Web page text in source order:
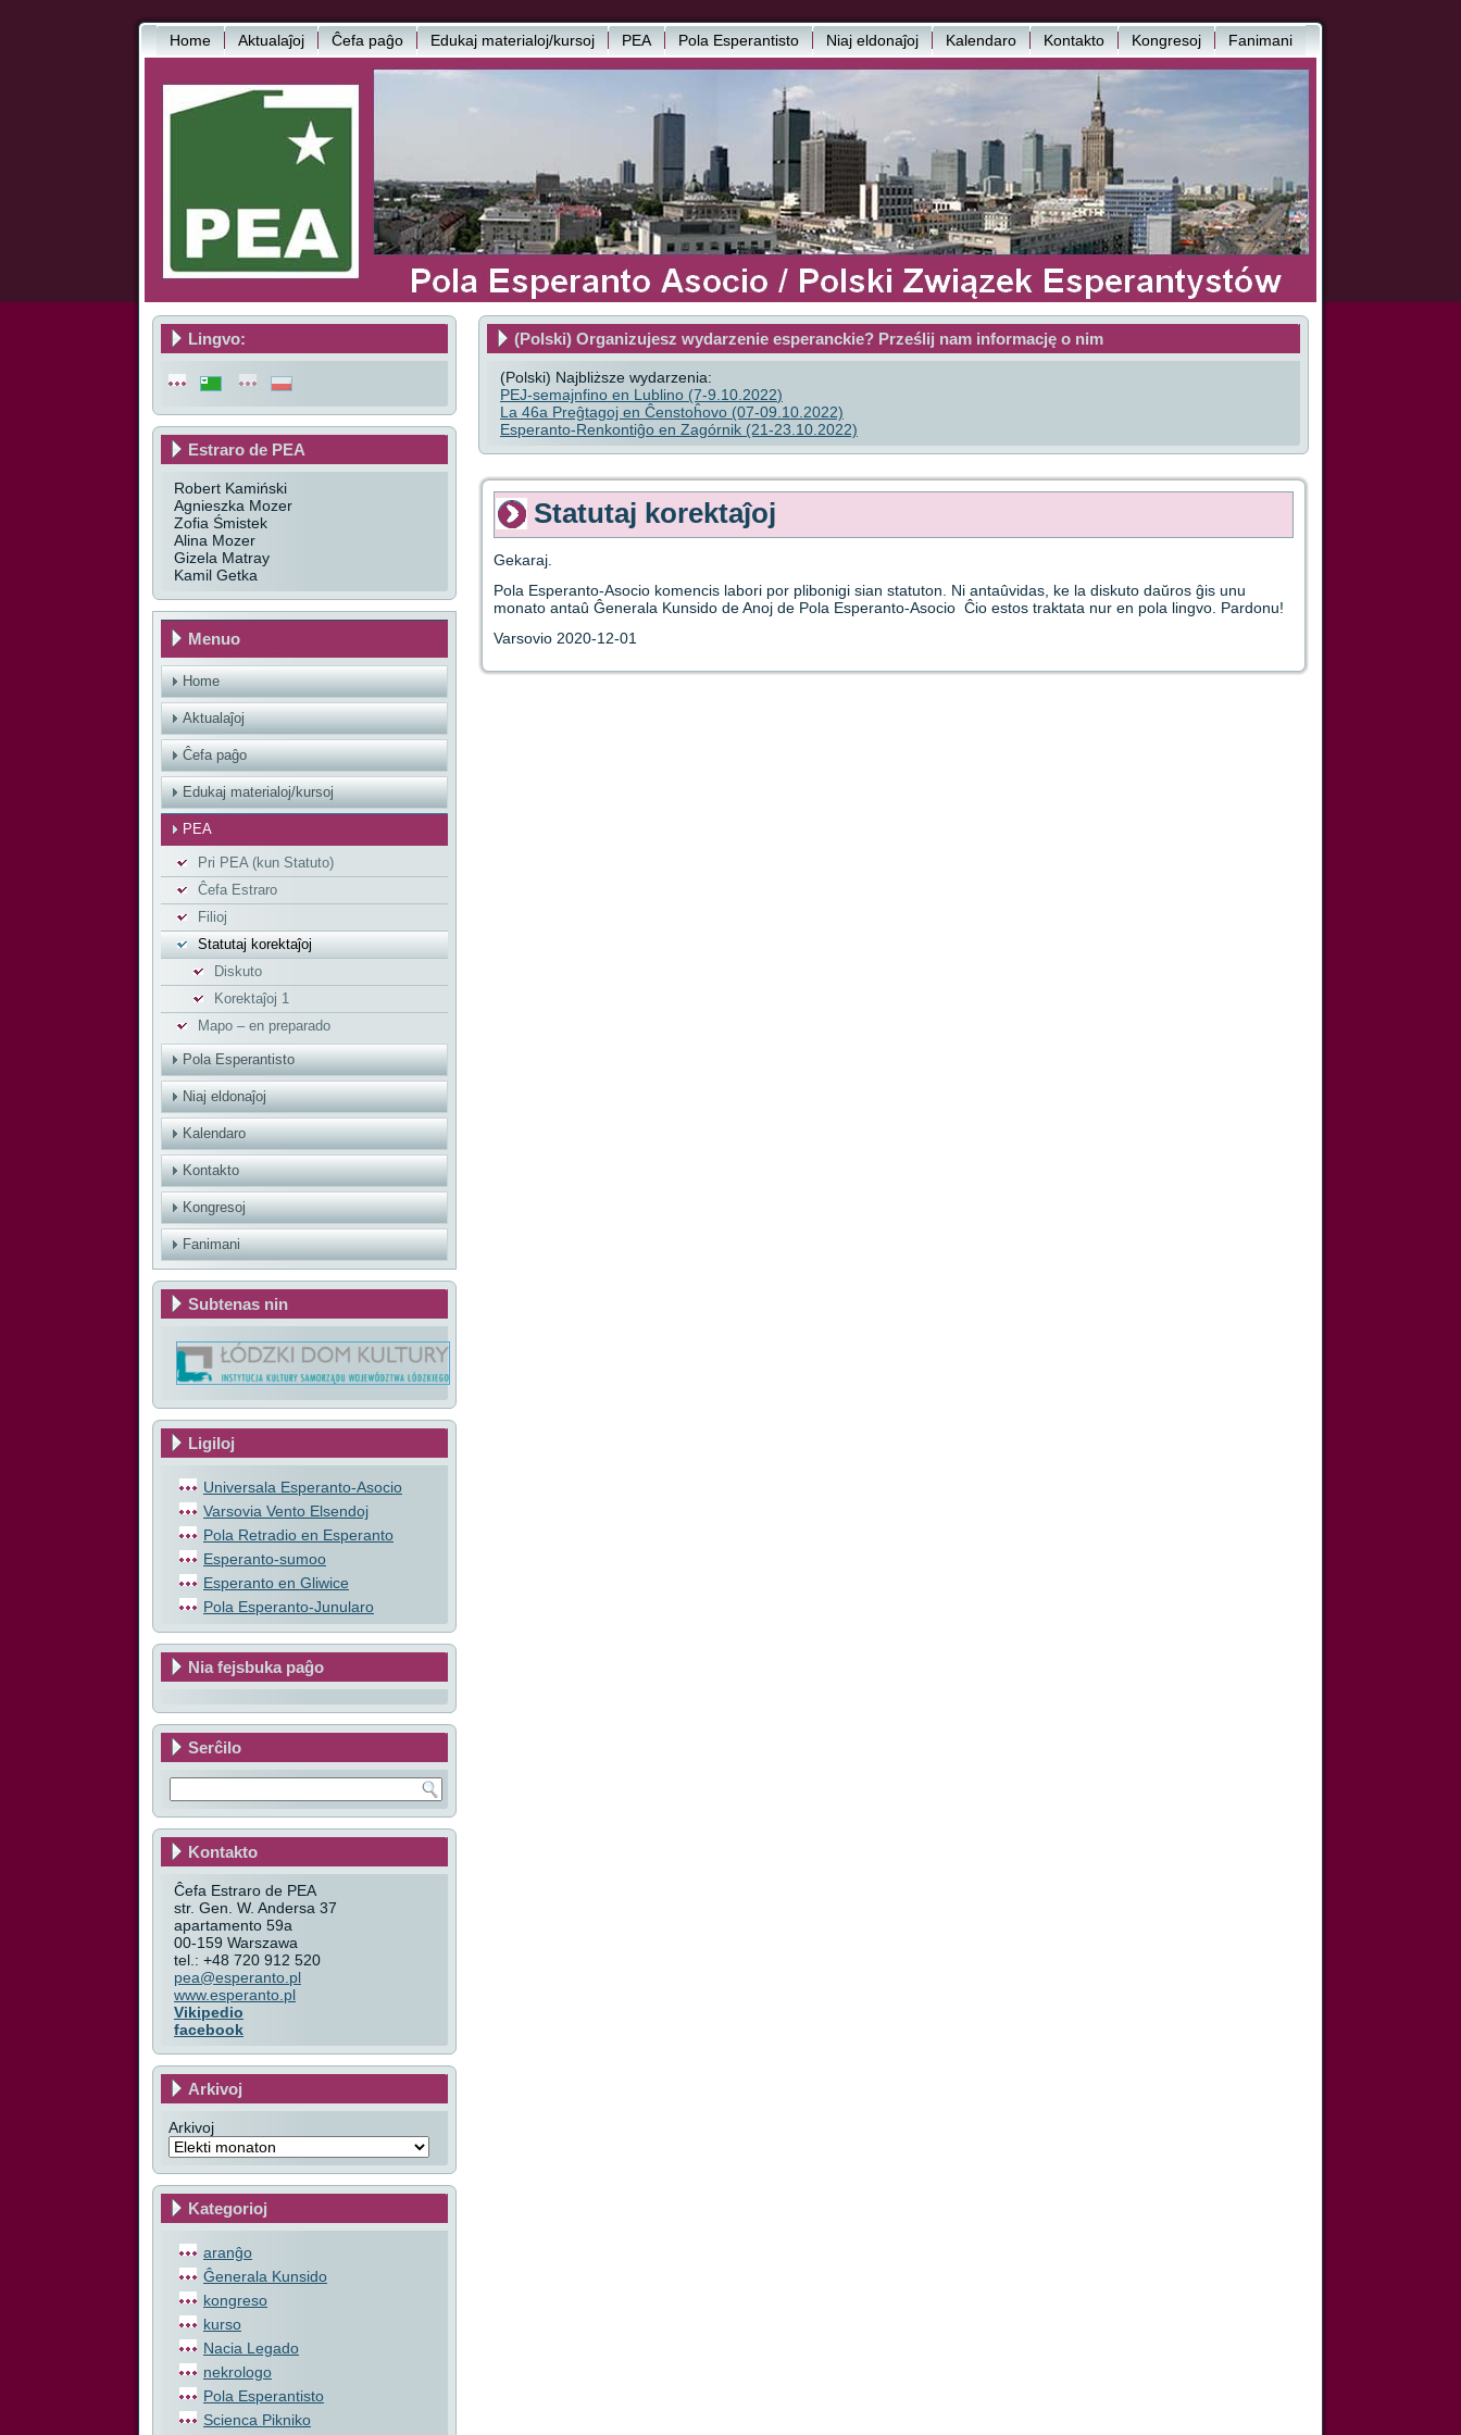
Home Aktualaĵoj Ĉefa paĝo Edukaj materialoj/kursoj PEA Pola Esperantisto Niaj eldonaĵoj Kalendaro Kontakto Kongresoj Fanimani
Lingvo:
Estraro de PEA
Robert Kamiński
Agnieszka Mozer
Zofia Śmistek
Alina Mozer
Gizela Matray
Kamil Getka
Menuo
Home
Aktualaĵoj
Ĉefa paĝo
Edukaj materialoj/kursoj
PEA
Pri PEA (kun Statuto)
Ĉefa Estraro
Filioj
Statutaj korektaĵoj
Diskuto
Korektaĵoj 1
Mapo – en preparado
Pola Esperantisto
Niaj eldonaĵoj
Kalendaro
Kontakto
Kongresoj
Fanimani
Subtenas nin
Ligiloj
Universala Esperanto-Asocio
Varsovia Vento Elsendoj
Pola Retradio en Esperanto
Esperanto-sumoo
Esperanto en Gliwice
Pola Esperanto-Junularo
Nia fejsbuka paĝo
Serĉilo
Kontakto
Ĉefa Estraro de PEA
str. Gen. W. Andersa 37
apartamento 59a
00-159 Warszawa
tel.: +48 720 912 520
pea@esperanto.pl
www.esperanto.pl
Vikipedio
facebook
Arkivoj
Arkivoj
Kategorioj
aranĝo
Ĝenerala Kunsido
kongreso
kurso
Nacia Legado
nekrologo
Pola Esperantisto
Scienca Pikniko
(Polski) Organizujesz wydarzenie esperanckie? Prześlij nam informację o nim
(Polski) Najbliższe wydarzenia:
PEJ-semajnfino en Lublino (7-9.10.2022)
La 46a Preĝtagoj en Ĉenstoĥovo (07-09.10.2022)
Esperanto-Renkontiĝo en Zagórnik (21-23.10.2022)
Statutaj korektaĵoj
Gekaraj.
Pola Esperanto-Asocio komencis labori por plibonigi sian statuton. Ni antaûvidas, ke la diskuto daŭros ĝis unu
monato antaû Ĝenerala Kunsido de Anoj de Pola Esperanto-Asocio Ĉio estos traktata nur en pola lingvo. Pardonu!
Varsovio 2020-12-01